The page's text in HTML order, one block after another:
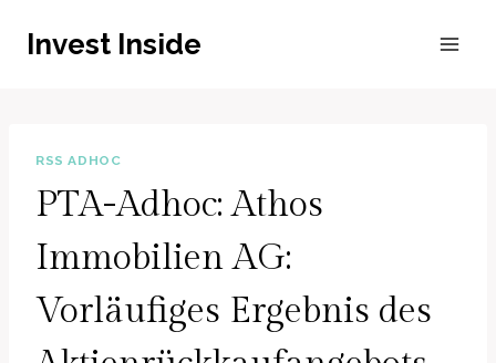
InhaltInvest Inside
RSS ADHOC
PTA-Adhoc: Athos
Immobilien AG:
Vorläufiges Ergebnis des